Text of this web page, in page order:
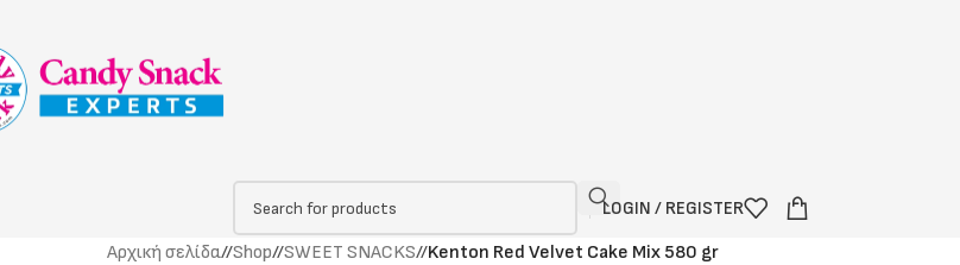
LOGIN / REGISTER
Αρχική σελίδα/ Shop/ SWEET SNACKS/ Kenton Red Velvet Cake Mix 580 gr